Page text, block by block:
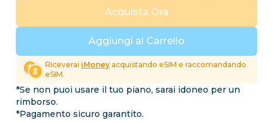
Aggiungi al Carrello
Acquista Ora
Riceverai iMoney acquistando eSIM e raccomandando
eSIM.
*Se non puoi usare il tuo piano, sarai idoneo per un
rimborso.
*Pagamento sicuro garantito.